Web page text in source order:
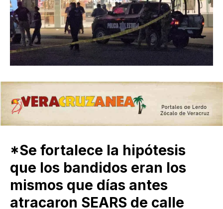
*Se fortalece la hipótesis
que los bandidos eran los
mismos que días antes
atracaron SEARS de calle